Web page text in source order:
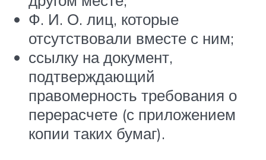
Ф. И. О. лиц, которые
отсутствовали вместе с ним;
ссылку на документ,
подтверждающий
правомерность требования о
перерасчете (с приложением
копии таких бумаг).